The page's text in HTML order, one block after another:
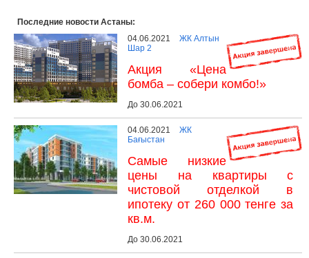
Последние новости Астаны:
04.06.2021
ЖК Алтын
Шар 2
Акция «Цена
бомба – собери комбо!»
До 30.06.2021
04.06.2021
ЖК
Бағыстан
Самые низкие
цены на квартиры с
чистовой отделкой в
ипотеку от 260 000 тенге за
кв.м.
До 30.06.2021